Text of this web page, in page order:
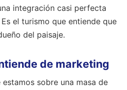
integración casi perfecta
el turismo que entiende que
del paisaje.
de marketing
sobre una masa de